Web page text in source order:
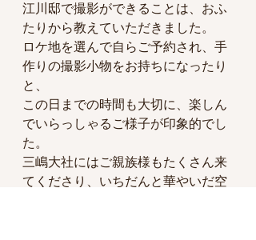
江川邸で撮影ができることは、おふ
たりから教えていただきました。
ロケ地を選んで自らご予約され、手
作りの撮影小物をお持ちになったり
と、
この日までの時間も大切に、楽しん
でいらっしゃるご様子が印象的でし
た。
三嶋大社にはご親族様もたくさん来
てくださり、いちだんと華やいだ空